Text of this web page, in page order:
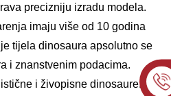
precizniju izradu modela.
imaju više od 10 godina
tijela dinosaura apsolutno se
i znanstvenim podacima.
i živopisne dinosaure.